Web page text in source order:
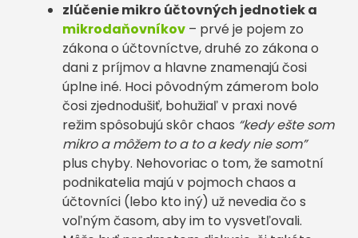
zlúčenie mikro účtovných jednotiek a
mikrodaňovníkov – prvé je pojem zo
zákona o účtovníctve, druhé zo zákona o
dani z príjmov a hlavne znamenajú čosi
úplne iné. Hoci pôvodným zámerom bolo
čosi zjednodušiť, bohužiaľ v praxi nové
režim spôsobujú skôr chaos “kedy ešte som
mikro a môžem to a to a kedy nie som”
plus chyby. Nehovoriac o tom, že samotní
podnikatelia majú v pojmoch chaos a
účtovníci (lebo kto iný) už nevedia čo s
voľným časom, aby im to vysvetľovali.